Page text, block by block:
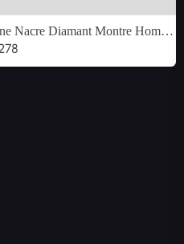
Nacre Diamant Montre Homme